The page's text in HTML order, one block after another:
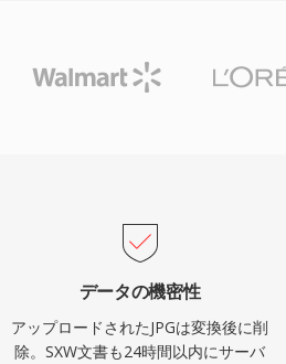
データの機密性
アップロードされたJPGは変換後に削
除。SXW文書も24時間以内にサーバ